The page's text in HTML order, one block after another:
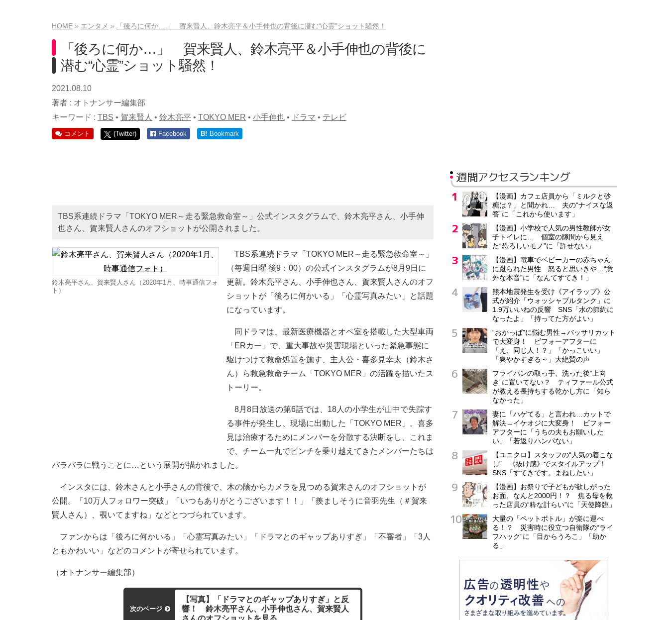
HOME エンタメ 「後ろに何か…」 賀来賢人、鈴木亮平＆小手伸也の背後に潜む“心霊”ショット騒然！
「後ろに何か…」 賀来賢人、鈴木亮平＆小手伸也の背後に
潜む“心霊”ショット騒然！
2021.08.10
著者 : オトナンサー編集部
キーワード : TBS • 賀来賢人 • 鈴木亮平 • TOKYO MER • 小手伸也 • ドラマ • テレビ
コメント (Twitter) Facebook B! Bookmark
TBS系連続ドラマ「TOKYO MER～走る緊急救命室～」公式インスタグラムで、鈴木亮平さん、小手伸
也さん、賀来賢人さんのオフショットが公開されました。
鈴木亮平さん、賀来賢人さん（2020年1月、時事通信フォ
ト）
TBS系連続ドラマ「TOKYO MER～走る緊急救命室～」
（毎週日曜 後9：00）の公式インスタグラムが8月9日に
更新。鈴木亮平さん、小手伸也さん、賀来賢人さんのオフ
ショットが「後ろに何かいる」「心霊写真みたい」と話題
になっています。
同ドラマは、最新医療機器とオペ室を搭載した大型車両
「ERカー」で、重大事故や災害現場といった緊急事態に
駆けつけて救命処置を施す、主人公・喜多見幸太（鈴木さ
ん）ら救急救命チーム「TOKYO MER」の活躍を描いたス
トーリー。
8月8日放送の第6話では、18人の小学生が山中で失踪す
る事件が発生し、現場に出動した「TOKYO MER」。喜多
見は治療するためにメンバーを分散する決断をし、これま
で、チーム一丸でピンチを乗り越えてきたメンバーたちは
バラバラに戦うことに…という展開が描かれました。
インスタには、鈴木さんと小手さんの背後で、木の陰からカメラを見つめる賀来さんのオフショットが
公開。「10万人フォロワー突破」「いつもありがとうございます！！」「羨ましそうに音羽先生（＃賀来
賢人さん）、覗いてますね」などとつづられています。
ファンからは「後ろに何かいる」「心霊写真みたい」「ドラマとのギャップありすぎ」「不審者」「3人
ともかわいい」などのコメントが寄せられています。
（オトナンサー編集部）
次のページ
【写真】「ドラマとのギャップありすぎ」と反
響！ 鈴木亮平さん、小手伸也さん、賀来賢人
さんのオフショットを見る
週間アクセスランキング
【漫画】カフェ店員から「ミルクと砂
糖は？」と聞かれ… 夫の“ナイスな返
答”に「これから使います」
【漫画】小学校で人気の男性教師が女
子トイレに… 個室の隙間から見え
た“恐ろしいモノ”に「許せない」
【漫画】電車でベビーカーの赤ちゃん
に蹴られた男性 怒ると思いきや…“意
外な本音”に「なんてすてき！」
熊本地震発生を受け《アイラップ》公
式が紹介「ウォッシャブルタンク」に
1.9万いいねの反響 SNS「水の節約に
なったよ」「持ってた方がよい」
“おかっぱ”に悩む男性→バッサリカット
で大変身！ ビフォーアフターに
「え、同じ人！？」「かっこいい」
「爽やかすぎる～」大絶賛の声
フライパンの取っ手、洗った後“上向
き”に置いてない？ ティファール公式
が教える長持ちする乾かし方に「知ら
なかった」
妻に「ハゲてる」と言われ…カットで
解決→イケオジに大変身！ ビフォー
アフターに「うちの夫もお願いした
い」「若返りハンパない」
【ユニクロ】スタッフの“人気の着こな
し” 《抜け感》でスタイルアップ！
SNS「すてきです。まねしたい」
【漫画】お祭りで子どもが欲しがった
お面、なんと2000円！？ 焦る母を救
った店員の“粋な計らい”に「天使降臨」
大量の「ペットボトル」が楽に運べ
る！？ 災害時に役立つ自衛隊の“ライ
フハック”に「目からうろこ」「助か
る」